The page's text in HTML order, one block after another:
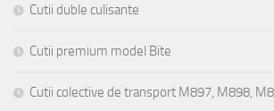
Cutii duble culisante
Cutii premium model Bite
Cutii colective de transport M897, M898,